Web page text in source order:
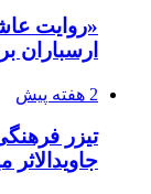
«روایت
2 هفته پیش
تیزر
جاویدالاثر